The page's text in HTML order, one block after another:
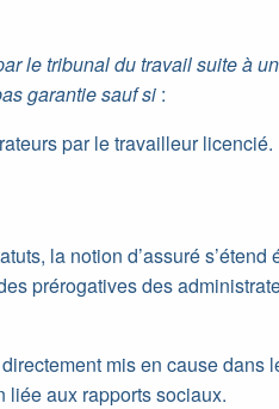
le tribunal du travail suite à
garantie sauf si :
par le travailleur licencié.
la notion d’assuré
prérogatives des
mis en cause dans
liée aux rapports sociaux.